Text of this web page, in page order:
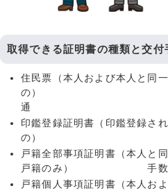
取得できる証明書の種類と交付
住民票（本人および本人と同
の） 手数
通
印鑑登録証明書（印鑑登録さ
の） 手数料
戸籍全部事項証明書（本人と
戸籍のみ） 手数料
戸籍個人事項証明書（本人お